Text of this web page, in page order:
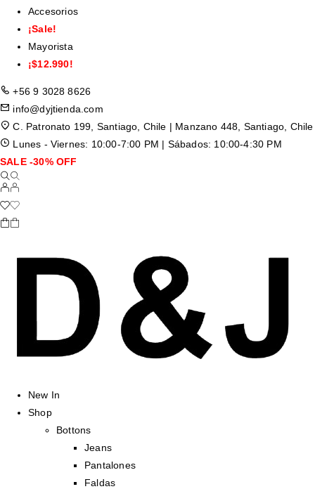
Accesorios
¡Sale!
Mayorista
¡$12.990!
+56 9 3028 8626
info@dyjtienda.com
C. Patronato 199, Santiago, Chile | Manzano 448, Santiago, Chile
Lunes - Viernes: 10:00-7:00 PM | Sábados: 10:00-4:30 PM
SALE -30% OFF
New In
Shop
Bottons
Jeans
Pantalones
Faldas